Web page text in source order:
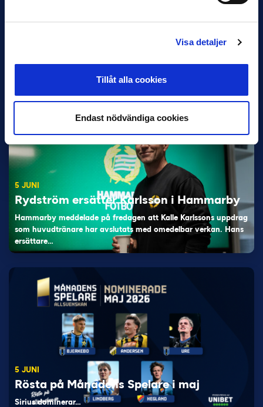
Visa detaljer
Tillåt alla cookies
Endast nödvändiga cookies
Han nätade snyggast i maj: “Ett alldeles
otroligt mål”
5 JUNI
Rydström ersätter Karlsson i Hammarby
Hammarby meddelade på fredagen att Kalle Karlssons uppdrag
som huvudtränare har avslutats med omedelbar verkan. Hans
ersättare…
5 JUNI
Rösta på Månadens Spelare i maj
Sirius dominerar…